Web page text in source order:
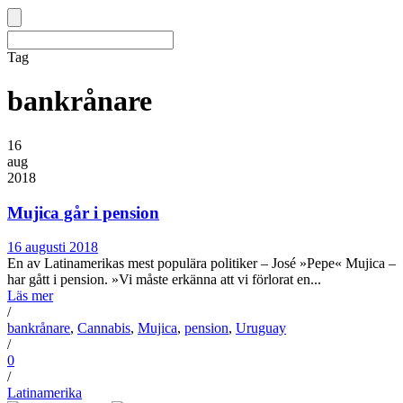
Tag
bankrånare
16
aug
2018
Mujica går i pension
16 augusti 2018
En av Latinamerikas mest populära politiker – José »Pepe« Mujica –
har gått i pension. »Vi måste erkänna att vi förlorat en...
Läs mer
/
bankrånare, Cannabis, Mujica, pension, Uruguay
/
0
/
Latinamerika